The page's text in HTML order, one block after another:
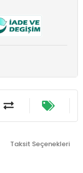
Taksit Seçenekleri